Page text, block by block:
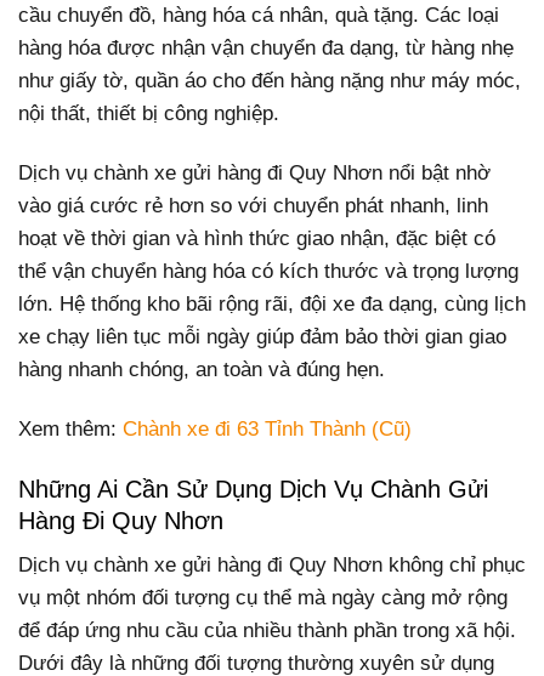
cầu chuyển đồ, hàng hóa cá nhân, quà tặng. Các loại
hàng hóa được nhận vận chuyển đa dạng, từ hàng nhẹ
như giấy tờ, quần áo cho đến hàng nặng như máy móc,
nội thất, thiết bị công nghiệp.
Dịch vụ chành xe gửi hàng đi Quy Nhơn nổi bật nhờ
vào giá cước rẻ hơn so với chuyển phát nhanh, linh
hoạt về thời gian và hình thức giao nhận, đặc biệt có
thể vận chuyển hàng hóa có kích thước và trọng lượng
lớn. Hệ thống kho bãi rộng rãi, đội xe đa dạng, cùng lịch
xe chạy liên tục mỗi ngày giúp đảm bảo thời gian giao
hàng nhanh chóng, an toàn và đúng hẹn.
Xem thêm: Chành xe đi 63 Tỉnh Thành (Cũ)
Những Ai Cần Sử Dụng Dịch Vụ Chành Gửi
Hàng Đi Quy Nhơn
Dịch vụ chành xe gửi hàng đi Quy Nhơn không chỉ phục
vụ một nhóm đối tượng cụ thể mà ngày càng mở rộng
để đáp ứng nhu cầu của nhiều thành phần trong xã hội.
Dưới đây là những đối tượng thường xuyên sử dụng